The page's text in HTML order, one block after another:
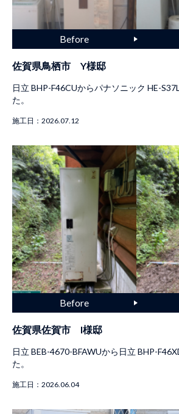
佐賀県鳥栖市 Y様邸
日立 BHP-F46CUからパナソニック HE-
た。
施工日： 2026.07.12
佐賀県佐賀市 I様邸
日立 BEB-4670-BFAWUから日立 BHP-
た。
施工日： 2026.06.04